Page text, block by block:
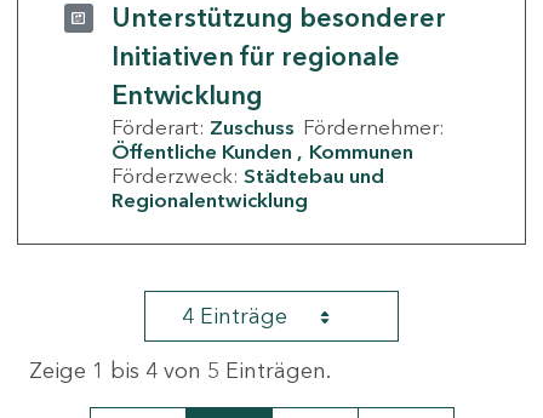
Unterstützung besonderer
Initiativen für regionale
Entwicklung
Förderart: Zuschuss Fördernehmer:
Öffentliche Kunden
Kommunen
Förderzweck: Städtebau und
Regionalentwicklung
4 Einträge
Zeige 1 bis 4 von 5 Einträgen.